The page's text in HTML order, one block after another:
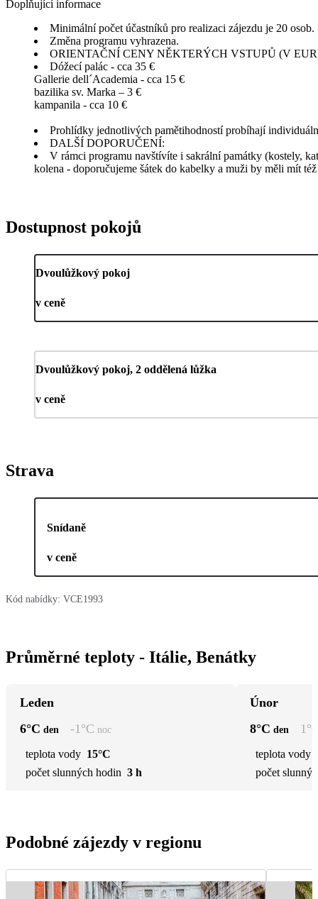
Doplňující informace
Minimální počet účastníků pro realizaci zájezdu je 20 osob.
Změna programu vyhrazena.
ORIENTAČNÍ CENY NĚKTERÝCH VSTUPŮ (V
Dóžecí palác - cca 35 €
Gallerie dell´Academia - cca 15 €
bazilika sv. Marka – 3 €
kampanila - cca 10 €
Prohlídky jednotlivých pamětihodností probíhají
DALŠÍ DOPORUČENÍ:
V rámci programu navštívíte i sakrální památky (kostely,
kolena - doporučujeme šátek do kabelky a muži by měli mít
Dostupnost pokojů
Dvoulůžkový pokoj
v ceně
Dvoulůžkový pokoj, 2 oddělená lůžka
v ceně
Strava
Snídaně
v ceně
Kód nabídky: VCE1993
Průměrné teploty - Itálie, Benátky
Leden
6°C den -1 °C noc
teplota vody 15°C
počet slunných hodin 3 h
Únor
8°C den 1
teplota vody
počet
Podobné zájezdy v regionu